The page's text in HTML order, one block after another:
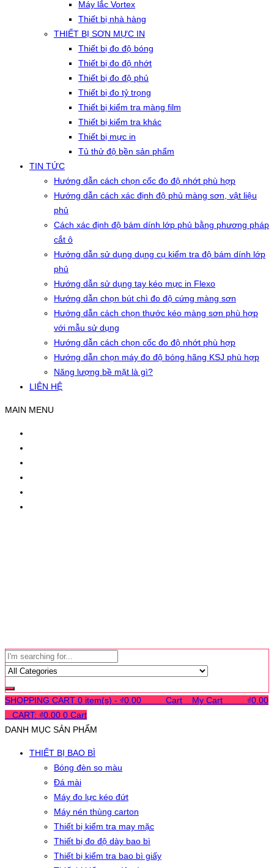
Máy lắc Vortex
Thiết bị nhà hàng
THIẾT BỊ SƠN MỰC IN
Thiết bị đo độ bóng
Thiết bị đo độ nhớt
Thiết bị đo độ phủ
Thiết bị đo tỷ trọng
Thiết bị kiểm tra màng film
Thiết bị kiểm tra khác
Thiết bị mực in
Tủ thử độ bền sản phẩm
TIN TỨC
Hướng dẫn cách chọn cốc đo độ nhớt phù hợp
Hướng dẫn cách xác định độ phủ màng sơn, vật liệu
phủ
Cách xác định độ bám dính lớp phủ bằng phương pháp
cắt ô
Hướng dẫn sử dụng dụng cụ kiểm tra độ bám dính lớp
phủ
Hướng dẫn sử dụng tay kéo mực in Flexo
Hướng dẫn chọn bút chì đo độ cứng màng sơn
Hướng dẫn cách chọn thước kéo màng sơn phù hợp
với mẫu sử dụng
Hướng dẫn cách chọn cốc đo độ nhớt phù hợp
Hướng dẫn chọn máy đo độ bóng hãng KSJ phù hợp
Năng lượng bề mặt là gì?
LIÊN HỆ
MAIN MENU
SHOPPING CART 0 item(s) - ₫0.00 Cart My Cart ₫0.00
CART: ₫0.00 0 Cart
DANH MỤC SẢN PHẨM
THIẾT BỊ BAO BÌ
Bóng đèn so màu
Đá mài
Máy đo lực kéo đứt
Máy nén thùng carton
Thiết bị kiểm tra may mặc
Thiết bị đo độ dày bao bì
Thiết bị kiểm tra bao bì giấy